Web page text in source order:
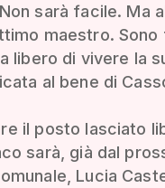
sarà facile. Ma
maestro.
libero di vivere la
al bene di
il posto lasciato
sarà, già dal
Lucia